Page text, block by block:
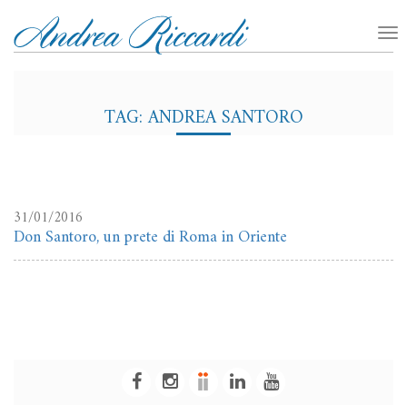
TAG: ANDREA SANTORO
31/01/2016
Don Santoro, un prete di Roma in Oriente